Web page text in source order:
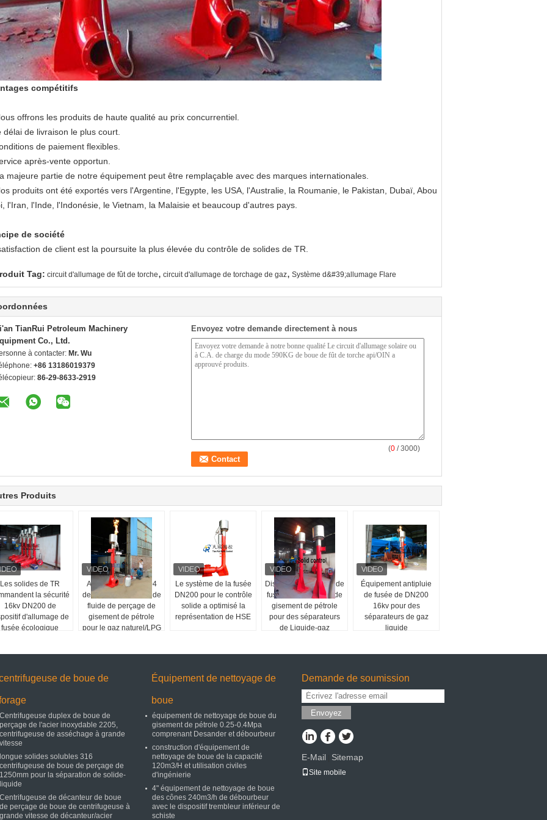
compétitifs
offrons les produits de haute qualité au prix concurrentiel.
délai de livraison le plus court.
de paiement flexibles.
après-vente opportun.
majeure partie de notre équipement peut être remplaçable avec des marques internationales.
produits ont été exportés vers l'Argentine, l'Egypte, les USA, l'Australie, la Roumanie, le Pakistan, Dubaï, Abou
l'Iran, l'Inde, l'Indonésie, le Vietnam, la Malaisie et beaucoup d'autres pays.
de société
de client est la poursuite la plus élevée du contrôle de solides de TR.
Tag: circuit d'allumage de fût de torche, circuit d'allumage de torchage de gaz, Système d&#39;allumage Flare
TianRui Petroleum Machinery
Co., Ltd.
à contacter: Mr. Wu
+86 13186019379
86-29-8633-2919
Envoyez votre demande directement à nous
(0 / 3000)
Produits
Les solides de TR
la sécurité
16kv DN200 de
d'allumage de
fusée écologique
Acier inoxydable 304
de circuit d'allumage de
fluide de perçage de
gisement de pétrole
pour le gaz naturel/LPG
Le système de la fusée
DN200 pour le contrôle
solide a optimisé la
représentation de HSE
Dispositif d'allumage de
fusée d'équipement de
gisement de pétrole
pour des séparateurs
de Liquide-gaz
Équipement antipluie
de fusée de DN200
16kv pour des
séparateurs de gaz
liquide
de boue de
Centrifugeuse duplex de boue de
perçage de l'acier inoxydable 2205,
centrifugeuse de asséchage à grande
vitesse
longue solides solubles 316
centrifugeuse de boue de perçage de
1250mm pour la séparation de solide-
liquide
Centrifugeuse de décanteur de boue
de perçage de boue de centrifugeuse à
grande vitesse de décanteur/acier
Équipement de nettoyage de
boue
équipement de nettoyage de boue du
gisement de pétrole 0.25-0.4Mpa
comprenant Desander et débourbeur
construction d'équipement de
nettoyage de boue de la capacité
120m3/H et utilisation civiles
d'ingénierie
4" équipement de nettoyage de boue
des cônes 240m3/h de débourbeur
avec le dispositif trembleur inférieur de
schiste
Demande de soumission
Envoyez
E-Mail Sitemap
Site mobile